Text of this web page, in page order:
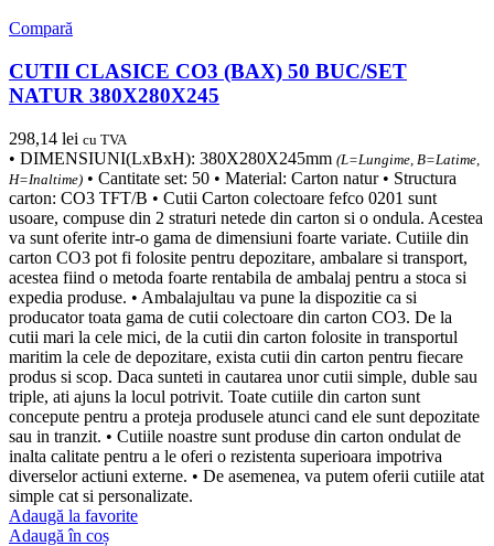
Compară
CUTII CLASICE CO3 (BAX) 50 BUC/SET
NATUR 380X280X245
298,14 lei cu TVA
• DIMENSIUNI(LxBxH): 380X280X245mm (L=Lungime, B=Latime,
H=Inaltime) • Cantitate set: 50 • Material: Carton natur • Structura
carton: CO3 TFT/B • Cutii Carton colectoare fefco 0201 sunt
usoare, compuse din 2 straturi netede din carton si o ondula. Acestea
va sunt oferite intr-o gama de dimensiuni foarte variate. Cutiile din
carton CO3 pot fi folosite pentru depozitare, ambalare si transport,
acestea fiind o metoda foarte rentabila de ambalaj pentru a stoca si
expedia produse. • Ambalajultau va pune la dispozitie ca si
producator toata gama de cutii colectoare din carton CO3. De la
cutii mari la cele mici, de la cutii din carton folosite in transportul
maritim la cele de depozitare, exista cutii din carton pentru fiecare
produs si scop. Daca sunteti in cautarea unor cutii simple, duble sau
triple, ati ajuns la locul potrivit. Toate cutiile din carton sunt
concepute pentru a proteja produsele atunci cand ele sunt depozitate
sau in tranzit. • Cutiile noastre sunt produse din carton ondulat de
inalta calitate pentru a le oferi o rezistenta superioara impotriva
diverselor actiuni externe. • De asemenea, va putem oferii cutiile atat
simple cat si personalizate.
Adaugă la favorite
Adaugă în coș